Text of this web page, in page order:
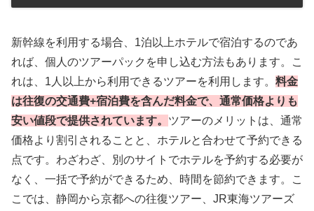
新幹線を利用する場合、1泊以上ホテルで宿泊するのであ
れば、個人のツアーパックを申し込む方法もあります。こ
れは、1人以上から利用できるツアーを利用します。 料金
は往復の交通費+宿泊費を含んだ料金で、通常価格よりも
安い値段で提供されています。 ツアーのメリットは、通常
価格より割引されることと、ホテルと合わせて予約できる
点です。わざわざ、別のサイトでホテルを予約する必要が
なく、一括で予約ができるため、時間を節約できます。こ
こでは、静岡から京都への往復ツアー、JR東海ツアーズ